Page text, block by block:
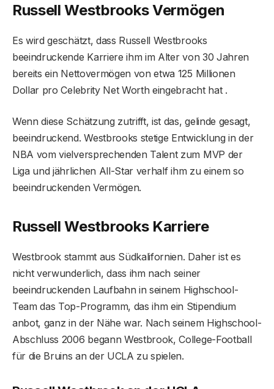
Russell Westbrooks Vermögen
Es wird geschätzt, dass Russell Westbrooks
beeindruckende Karriere ihm im Alter von 30 Jahren
bereits ein Nettovermögen von etwa 125 Millionen
Dollar pro Celebrity Net Worth eingebracht hat .
Wenn diese Schätzung zutrifft, ist das, gelinde gesagt,
beeindruckend. Westbrooks stetige Entwicklung in der
NBA vom vielversprechenden Talent zum MVP der
Liga und jährlichen All-Star verhalf ihm zu einem so
beeindruckenden Vermögen.
Russell Westbrooks Karriere
Westbrook stammt aus Südkalifornien. Daher ist es
nicht verwunderlich, dass ihm nach seiner
beeindruckenden Laufbahn in seinem Highschool-
Team das Top-Programm, das ihm ein Stipendium
anbot, ganz in der Nähe war. Nach seinem Highschool-
Abschluss 2006 begann Westbrook, College-Football
für die Bruins an der UCLA zu spielen.